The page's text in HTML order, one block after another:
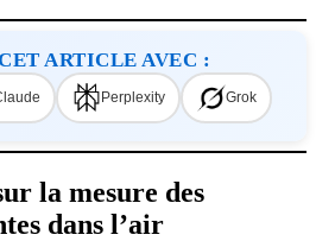
ARTICLE AVEC :
Perplexity Grok
la mesure des
dans l’air